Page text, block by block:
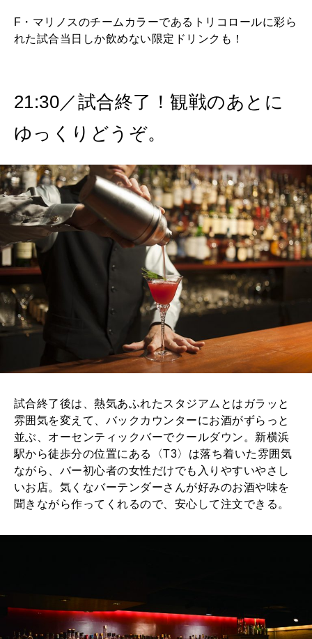
F・マリノスのチームカラーであるトリコロールに彩ら
れた試合当日しか飲めない限定ドリンクも！
21:30／試合終了！観戦のあとに
ゆっくりどうぞ。
試合終了後は、熱気あふれたスタジアムとはガラッと
雰囲気を変えて、バックカウンターにお酒がずらっと
並ぶ、オーセンティックバーでクールダウン。新横浜
駅から徒歩分の位置にある〈T3〉は落ち着いた雰囲気
ながら、バー初心者の女性だけでも入りやすいやさし
いお店。気くなバーテンダーさんが好みのお酒や味を
聞きながら作ってくれるので、安心して注文できる。